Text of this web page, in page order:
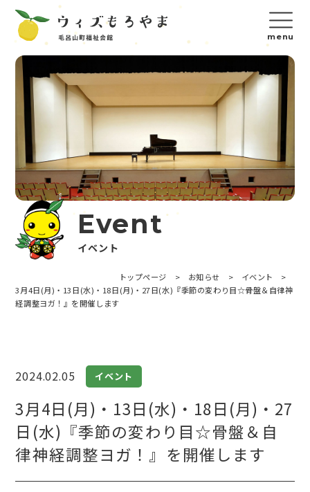
Event
イベント
トップページ > お知らせ > イベント
>
3月4日(月)・13日(水)・18日(月)・27日(水)『季節の変わり目☆骨盤＆自律神
経調整ヨガ！』を開催します
2024.02.05 イベント
3月4日(月)・13日(水)・18日(月)・27
日(水)『季節の変わり目☆骨盤＆自
律神経調整ヨガ！』を開催します